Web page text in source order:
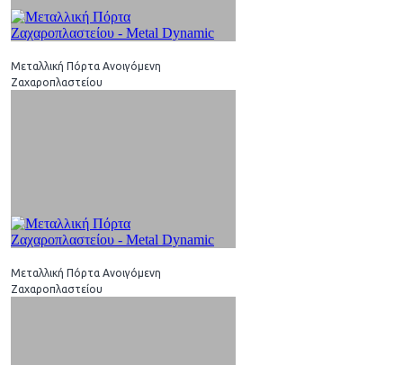
Μεταλλική Πόρτα Ανοιγόμενη
Ζαχαροπλαστείου
Μεταλλική Πόρτα Ανοιγόμενη
Ζαχαροπλαστείου